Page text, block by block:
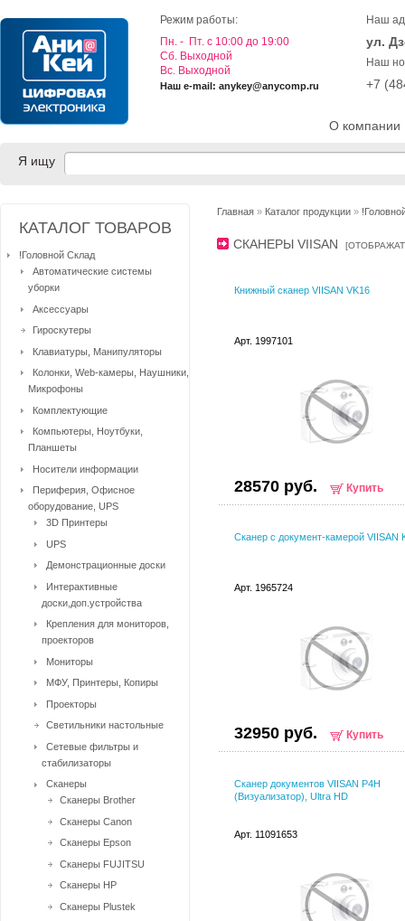
О компании
Режим работы:
Пн. - Пт. с 10:00 до 19:00
Cб. Выходной
Вс. Выходной
Наш e-mail: anykey@anycomp.ru
Наш
ул.
Наш
+7
Я ищу
Главная » Каталог продукции »
СКАНЕРЫ VIISAN [
Книжный сканер VIISAN VK16
Арт. 1997101
28570 руб. Купить
Сканер c документ-камерой VIISAN
Арт. 1965724
32950 руб. Купить
Сканер документов VIISAN P4H
(Визуализатор), Ultra HD
Арт. 11091653
КАТАЛОГ ТОВАРОВ
!Головной Склад
Автоматические системы
уборки
Аксессуары
Гироскутеры
Клавиатуры, Манипуляторы
Колонки, Web-камеры, Наушники,
Микрофоны
Комплектующие
Компьютеры, Ноутбуки,
Планшеты
Носители информации
Периферия, Офисное
оборудование, UPS
3D Принтеры
UPS
Демонстрационные доски
Интерактивные
доски,доп.устройства
Крепления для мониторов,
проекторов
Мониторы
МФУ, Принтеры, Копиры
Проекторы
Светильники настольные
Сетевые фильтры и
стабилизаторы
Сканеры
Сканеры Brother
Сканеры Canon
Сканеры Epson
Сканеры FUJITSU
Сканеры HP
Сканеры Plustek